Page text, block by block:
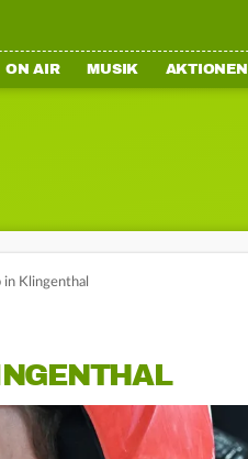
ON AIR MUSIK AKTIONEN
Klingenthal